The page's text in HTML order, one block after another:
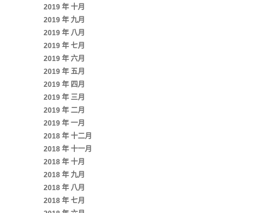
2019 年 十月
2019 年 九月
2019 年 八月
2019 年 七月
2019 年 六月
2019 年 五月
2019 年 四月
2019 年 三月
2019 年 二月
2019 年 一月
2018 年 十二月
2018 年 十一月
2018 年 十月
2018 年 九月
2018 年 八月
2018 年 七月